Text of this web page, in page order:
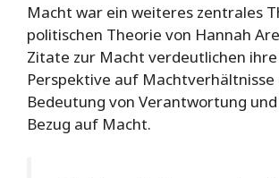
Macht war ein weiteres zentrales
politischen Theorie von Hannah
Zitate zur Macht verdeutlichen
Perspektive auf Machtverhältnisse
Bedeutung von Verantwortung
Bezug auf Macht.